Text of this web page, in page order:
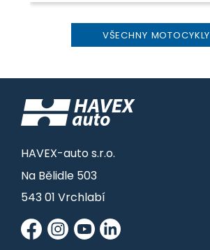
VŠECHNY MOTOCYKLY
HAVEX-auto s.r.o.
Na Bělidle 503
543 01 Vrchlabí